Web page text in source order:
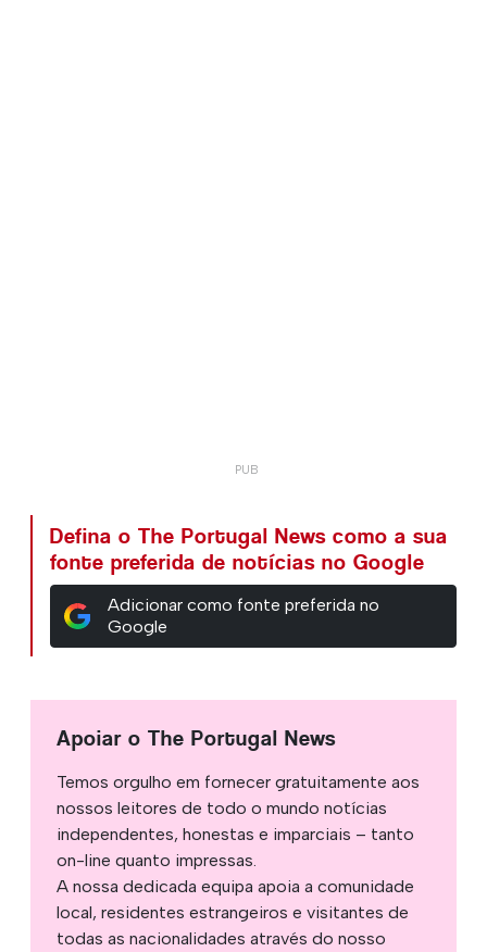
Defina o The Portugal News como a sua
fonte preferida de notícias no Google
Adicionar como fonte preferida no
Google
Apoiar o The Portugal News
Temos orgulho em fornecer gratuitamente aos
nossos leitores de todo o mundo notícias
independentes, honestas e imparciais – tanto
on-line quanto impressas.
A nossa dedicada equipa apoia a comunidade
local, residentes estrangeiros e visitantes de
todas as nacionalidades através do nosso